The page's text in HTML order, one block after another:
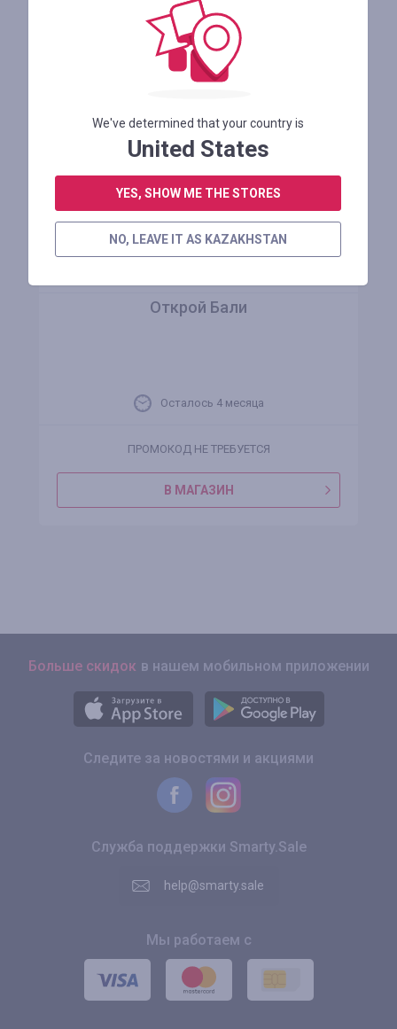
Осталось 4 месяца
ПРОМОКОД НЕ ТРЕБУЕТСЯ
Открой Бали
Осталось 4 месяца
ПРОМОКОД НЕ ТРЕБУЕТСЯ
В МАГАЗИН
Больше скидок в нашем мобильном приложении
Следите за новостями и акциями
Служба поддержки Smarty.Sale
help@smarty.sale
Мы работаем с
We've determined that your country is
United States
YES, SHOW ME THE STORES
NO, LEAVE IT AS KAZAKHSTAN